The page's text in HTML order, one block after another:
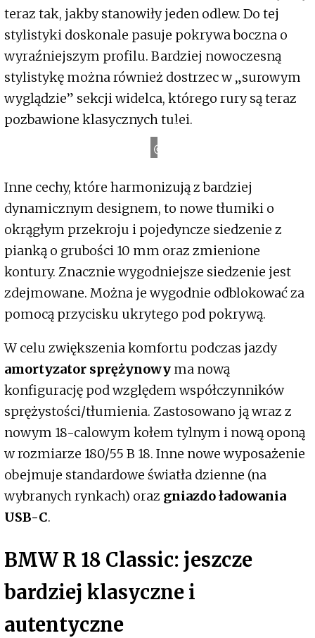
teraz tak, jakby stanowiły jeden odlew. Do tej
stylistyki doskonale pasuje pokrywa boczna o
wyraźniejszym profilu. Bardziej nowoczesną
stylistykę można również dostrzec w „surowym
wyglądzie” sekcji widelca, którego rury są teraz
pozbawione klasycznych tulei.
Inne cechy, które harmonizują z bardziej
dynamicznym designem, to nowe tłumiki o
okrągłym przekroju i pojedyncze siedzenie z
pianką o grubości 10 mm oraz zmienione
kontury. Znacznie wygodniejsze siedzenie jest
zdejmowane. Można je wygodnie odblokować za
pomocą przycisku ukrytego pod pokrywą.
W celu zwiększenia komfortu podczas jazdy
amortyzator sprężynowy ma nową
konfigurację pod względem współczynników
sprężystości/tłumienia. Zastosowano ją wraz z
nowym 18-calowym kołem tylnym i nową oponą
w rozmiarze 180/55 B 18. Inne nowe wyposażenie
obejmuje standardowe światła dzienne (na
wybranych rynkach) oraz gniazdo ładowania
USB-C.
BMW R 18 Classic: jeszcze
bardziej klasyczne i
autentyczne